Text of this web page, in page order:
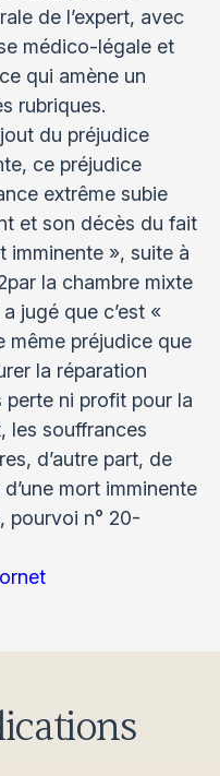
de l’expert, avec
médico-légale et
qui amène un
rubriques.
du préjudice
ce préjudice
extrême subie
et son décès du fait
imminente », suite à
la chambre mixte
jugé que c’est «
même préjudice que
la réparation
ni profit pour la
les souffrances
d’autre part, de
mort imminente
pourvoi n° 20-